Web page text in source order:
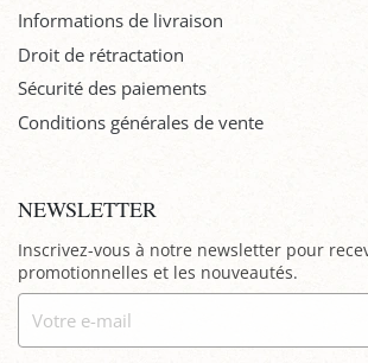
Informations de livraison
Droit de rétractation
Sécurité des paiements
Conditions générales de vente
NEWSLETTER
Inscrivez-vous à notre newsletter pour
promotionnelles et les nouveautés.